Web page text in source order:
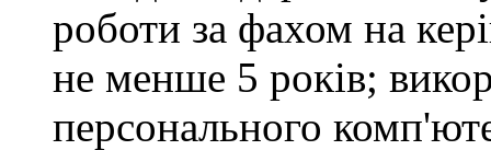
роботи за фахом на
не менше 5 років;
персонального